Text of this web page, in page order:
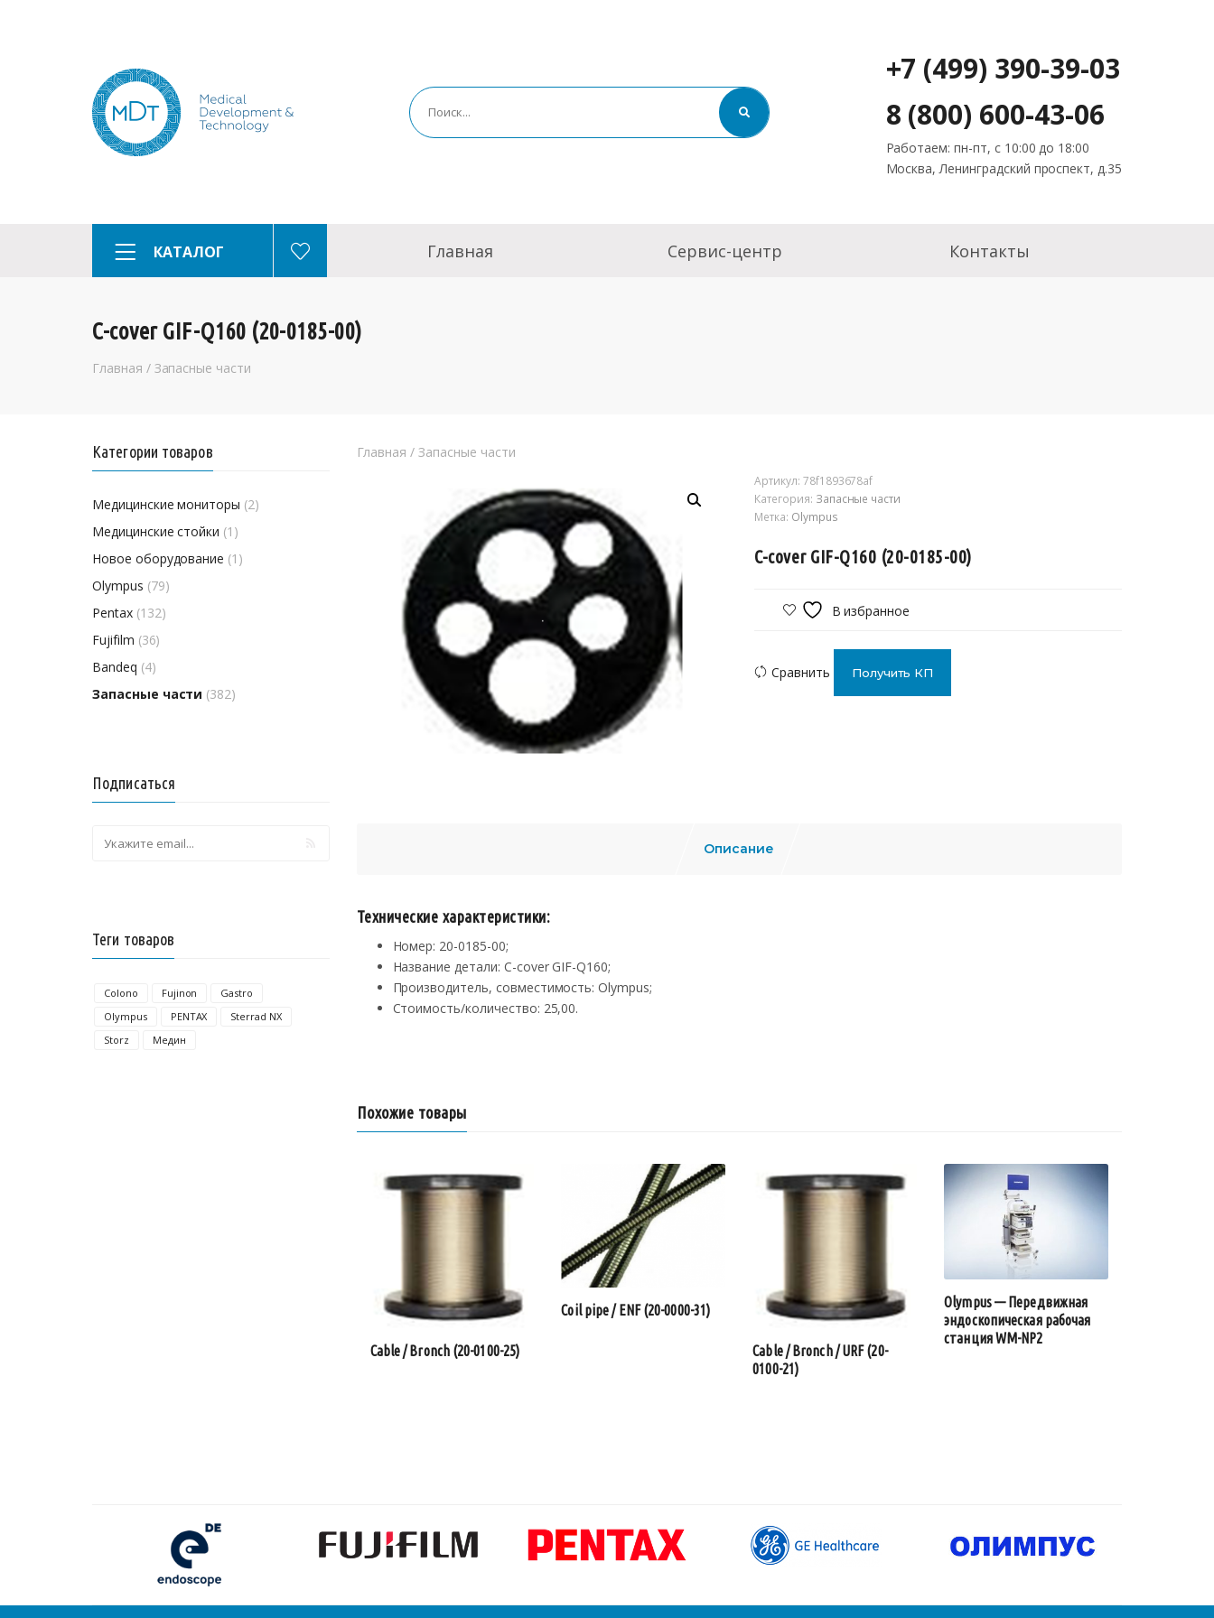
+7 (499) 390-39-03
8 (800) 600-43-06
Работаем: пн-пт, с 10:00 до 18:00
Москва, Ленинградский проспект, д.35
КАТАЛОГ Главная Сервис-центр Контакты
C-cover GIF-Q160 (20-0185-00)
Главная / Запасные части
Категории товаров
Медицинские мониторы (2)
Медицинские стойки (1)
Новое оборудование (1)
Olympus (79)
Pentax (132)
Fujifilm (36)
Bandeq (4)
Запасные части (382)
Подписаться
Теги товаров
Colono Fujinon
Gastro
Olympus
PENTAX
Sterrad NX
Storz
Медин
Главная /Запасные части
Артикул: 78f1893678af
Категория: Запасные части
Метка: Olympus
C-cover GIF-Q160 (20-0185-00)
В избранное
Сравнить Получить КП
Описание
Технические характеристики:
Номер: 20-0185-00;
Название детали: C-cover GIF-Q160;
Производитель, совместимость: Olympus;
Стоимость/количество: 25,00.
Похожие товары
Cable / Bronch (20-0100-25)
Coil pipe / ENF (20-0000-31)
Cable / Bronch / URF (20-
0100-21)
Olympus — Передвижная
эндоскопическая рабочая
станция WM-NP2